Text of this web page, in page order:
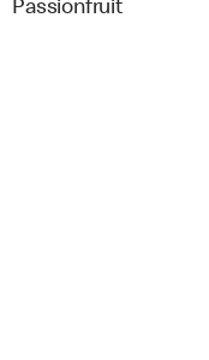
Passionfruit